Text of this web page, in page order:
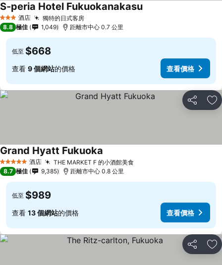
3 星級 酒店 獨特的日式客房
S-peria Hotel Fukuokanakasu
8.8 極佳 1,049 距離市中心 0.7 公里
低至 $668
查看 9 個網站的價格 查看價格
分享 放
5 星級 酒店 THE MARKET F 的小酒館美食
Grand Hyatt Fukuoka
8.7 極佳 9,385 距離市中心 0.8 公里
低至 $989
查看 13 個網站的價格 查看價格
分享 放